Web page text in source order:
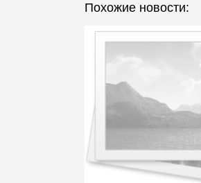
Похожие новости: